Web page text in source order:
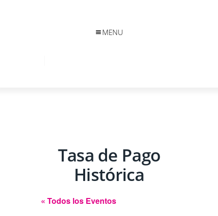
MENU
Tasa de Pago
Histórica
« Todos los Eventos